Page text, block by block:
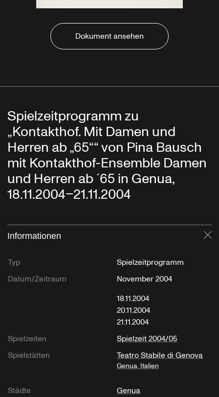
Dokument ansehen
Spielzeitprogramm zu
„Kontakthof. Mit Damen und
Herren ab „65““ von Pina Bausch
mit Kontakthof-Ensemble Damen
und Herren ab ´65 in Genua,
18.11.2004–21.11.2004
Informationen
Typ
Spielzeitprogramm
Datum/Zeitraum
November 2004
18.11.2004
20.11.2004
21.11.2004
Spielzeiten
Spielzeit 2004/05
Spielstätten
Teatro Stabile di Genova
Genua, Italien
Städte
Genua